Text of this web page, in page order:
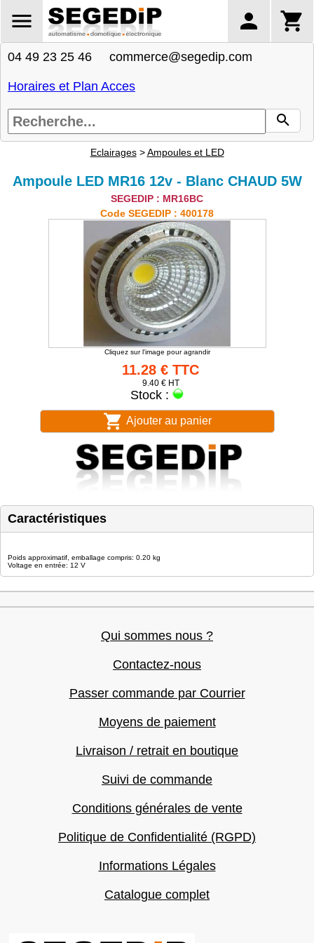
04 49 23 25 46 commerce@segedip.com
Horaires et Plan Acces
Eclairages>Ampoules et LED
Ampoule LED MR16 12v - Blanc CHAUD 5W
SEGEDIP : MR16BC
Code SEGEDIP : 400178
Cliquez sur l'image pour agrandir
11.28 € TTC
9.40 € HT
Stock :
Ajouter au panier
Caractéristiques
Poids approximatif, emballage compris: 0.20 kg
Voltage en entrée: 12 V
Qui sommes nous ?
Contactez-nous
Passer commande par Courrier
Moyens de paiement
Livraison / retrait en boutique
Suivi de commande
Conditions générales de vente
Politique de Confidentialité (RGPD)
Informations Légales
Catalogue complet